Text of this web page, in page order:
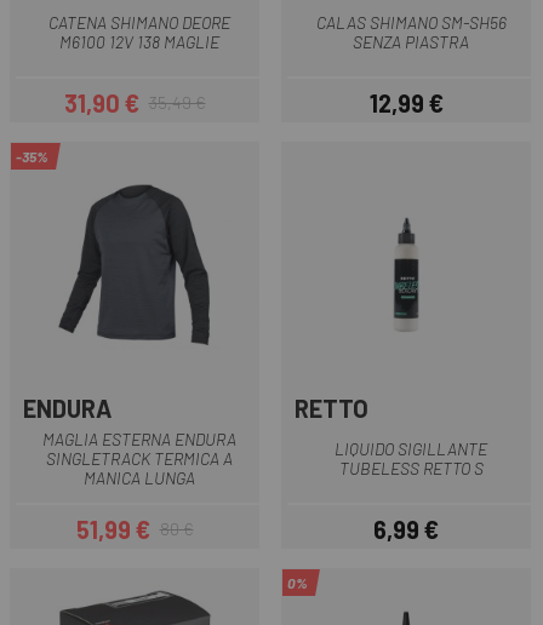
CATENA SHIMANO DEORE
M6100 12V 138 MAGLIE
Prezzo
31,90 €Prezzo base
35,49 €
CALAS SHIMANO SM-SH56
SENZA PIASTRA
Prezzo
12,99 €
-35%
ENDURA
MAGLIA ESTERNA ENDURA
SINGLETRACK TERMICA A
MANICA LUNGA
Prezzo
51,99 €Prezzo base
80 €
RETTO
LIQUIDO SIGILLANTE
TUBELESS RETTO S
Prezzo
6,99 €
0%